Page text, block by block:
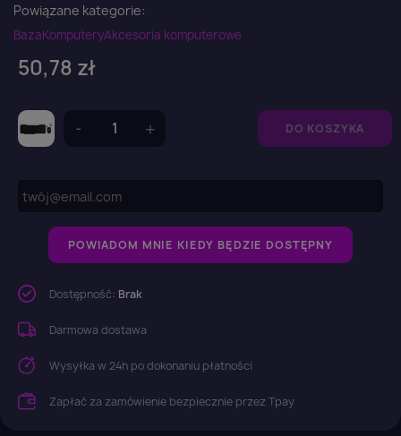
Powiązane kategorie:
BazaKomputeryAkcesoria komputerowe
50,78 zł
DO KOSZYKA
POWIADOM MNIE KIEDY BĘDZIE DOSTĘPNY
Dostępność: Brak
Darmowa dostawa
Wysyłka w 24h po dokonaniu płatności
Zapłać za zamówienie bezpiecznie przez Tpay
Zaloguj się